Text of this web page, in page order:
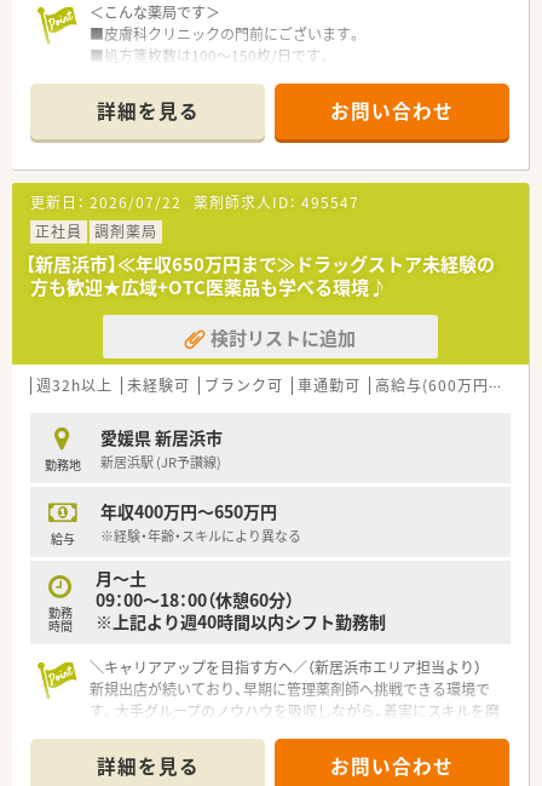
①現場：薬剤師→副薬局長→薬局長（管理薬剤師）→エリアマネー
ジャー→支店長→本部長（経営幹部）
②本社：薬剤師→副薬局長→本社薬事情報部、業務推進部、キャ
リア支援室、管理本部などへの本社キャリアもあり
③現場業務＋リクルーター、OJT対応、新規開局プロジェクト、専
門認定薬剤師などご興味や専門性を生かしたキャリアもあり
■15分単位で受講可能なe-ラーニングを導入、会社指定の研修・
勉強会は勤務日扱い。
■学会発表の為のサポートも内容についての研修、プレゼンにつ
いての研修と手厚いサポート体制有
■全国型・一定地域内・自宅からの通勤範囲、ライフプランに応じ
た職種選択が可能（適宜変更も可能です）
〈こんな方にもおススメ〉
■キャリアアップをお考えの方
■企業安定度の高い企業で長く勤めたい方
■プライベートとのメリハリをつけて働きたい方
＜こんな薬局です＞
■皮膚科クリニックの門前にございます。
■処方箋枚数は100～150枚/日です。
入済みです。
■薬剤師は常時3名体制です。
■愛媛県内にて2店舗展開中の法人です。
＜業務内容＞
■調剤・監査・投薬・薬歴管理等をお願いします。
＜法人概要＞
■愛媛県内にて2店舗展開中の薬局です。
詳細を見る お問い合わせ
更新日： 2026/07/22 薬剤師求人ID： 495547
正社員
調剤薬局
【新居浜市】≪年収650万円まで≫ドラッグストア未経験の
方も歓迎★広域+OTC医薬品も学べる環境♪
検討リストに追加
週32h以上 未経験可 ブランク可 車通勤可 高給与(600万円以上)
勤務地
愛媛県 新居浜市
新居浜駅 (JR予讃線)
給与
年収400万円～650万円
※経験・年齢・スキルにより異なる
勤務
時間
月～土
09：00～18：00（休憩60分）
※上記より週40時間以内シフト勤務制
＼キャリアアップを目指す方へ／（新居浜市エリア担当より）
新規出店が続いており、早期に管理薬剤師へ挑戦できる環境で
す。大手グループのノウハウを吸収しながら、着実にスキルを磨
＊------------------------------------------＊
詳細を見る お問い合わせ